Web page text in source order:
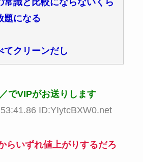
常識と比較にならないくら
題になる
てクリーンだし
でVIPがお送りします
ID:YIytcBXW0.net
らいずれ値上がりするだろ